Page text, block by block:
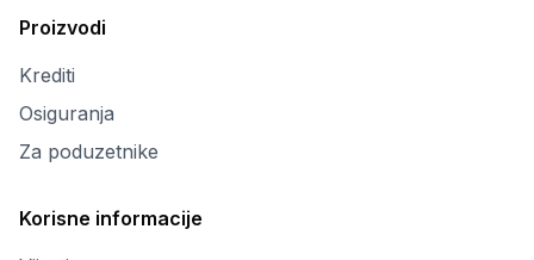
Proizvodi
Krediti
Osiguranja
Za poduzetnike
Korisne informacije